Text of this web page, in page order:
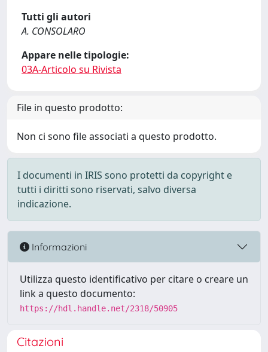
Tutti gli autori
A. CONSOLARO
Appare nelle tipologie:
03A-Articolo su Rivista
File in questo prodotto:
Non ci sono file associati a questo prodotto.
I documenti in IRIS sono protetti da copyright e
tutti i diritti sono riservati, salvo diversa
indicazione.
Informazioni
Utilizza questo identificativo per citare o creare un
link a questo documento:
https://hdl.handle.net/2318/50905
Citazioni